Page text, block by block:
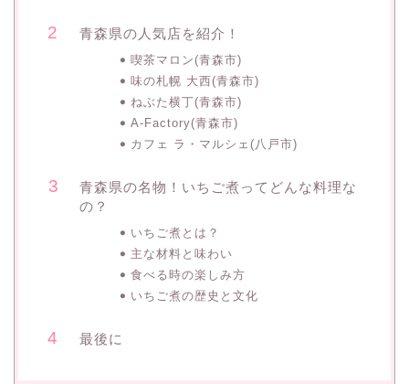
青森県の人気店を紹介！
喫茶マロン(青森市)
味の札幌 大西(青森市)
ねぶた横丁(青森市)
A-Factory(青森市)
カフェ ラ・マルシェ(八戸市)
青森県の名物！いちご煮ってどんな料理な
の？
いちご煮とは？
主な材料と味わい
食べる時の楽しみ方
いちご煮の歴史と文化
最後に